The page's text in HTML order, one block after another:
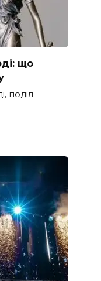
що
поділ